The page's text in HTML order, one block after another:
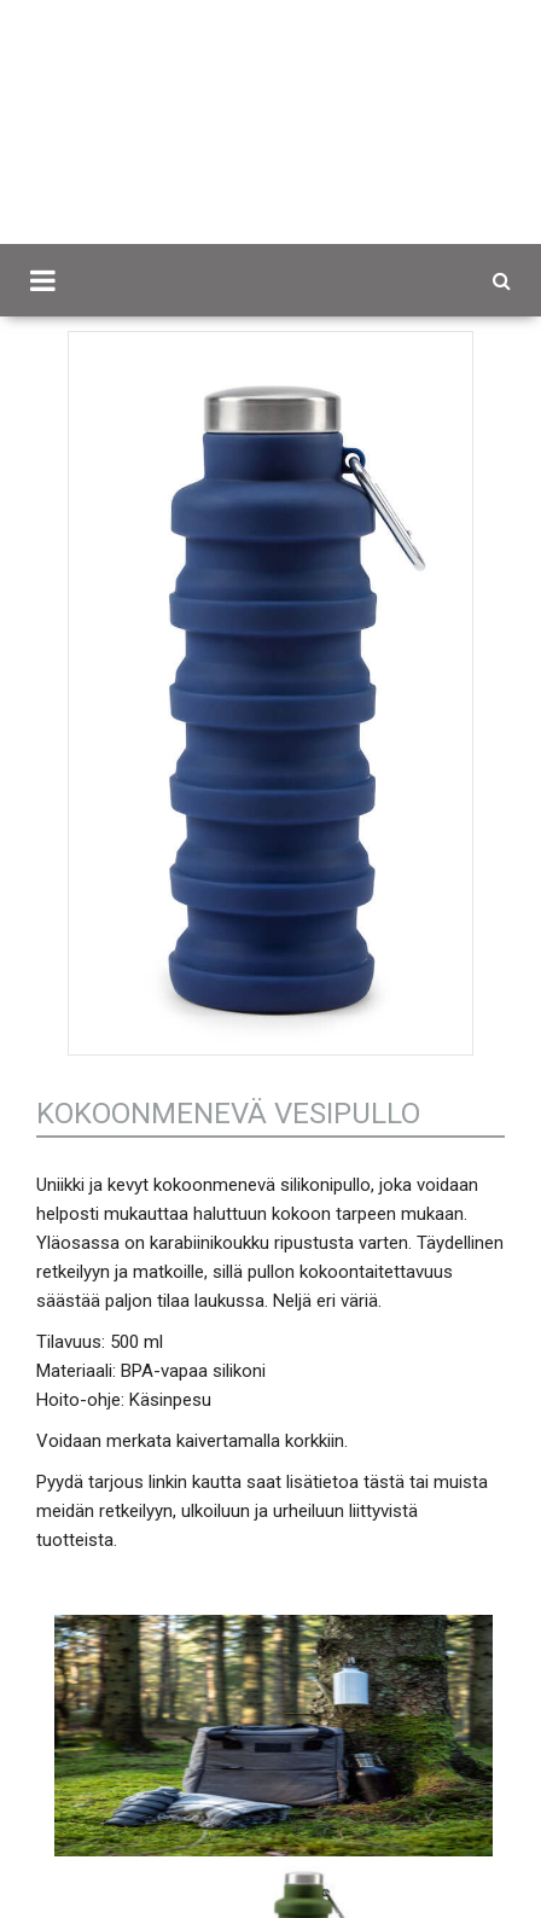
KOKOONMENEVÄ VESIPULLO
Uniikki ja kevyt kokoonmenevä silikonipullo, joka voidaan
helposti mukauttaa haluttuun kokoon tarpeen mukaan.
Yläosassa on karabiinikoukku ripustusta varten. Täydellinen
retkeilyyn ja matkoille, sillä pullon kokoontaitettavuus
säästää paljon tilaa laukussa. Neljä eri väriä.
Tilavuus: 500 ml
Materiaali: BPA-vapaa silikoni
Hoito-ohje: Käsinpesu
Voidaan merkata kaivertamalla korkkiin.
Pyydä tarjous linkin kautta saat lisätietoa tästä tai muista
meidän retkeilyyn, ulkoiluun ja urheiluun liittyvistä
tuotteista.